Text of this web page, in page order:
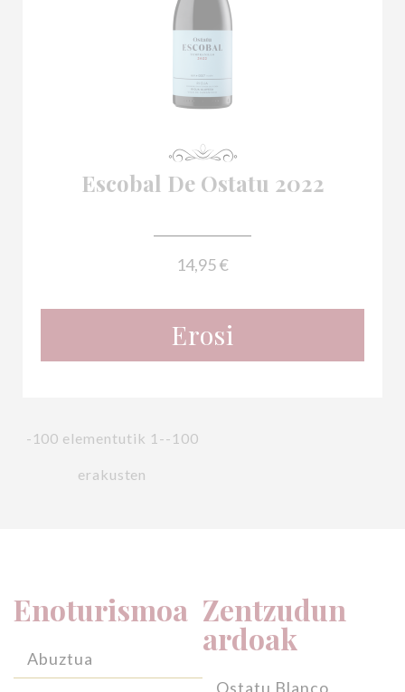

Escobal De Ostatu 2022
14,95 €
Erosi
-100 elementutik 1--100
erakusten
Enoturismoa
Abuztua
Zentzudun
ardoak
Ostatu Blanco